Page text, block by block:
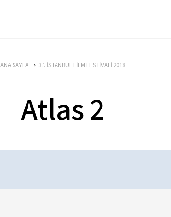
ANA SAYFA 37. İSTANBUL FİLM FESTİVALİ 2018
Atlas 2